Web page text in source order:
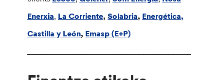
Enerxia, La Corriente,Solabria, Energética,
Castilla y León, Emasp (E+P)